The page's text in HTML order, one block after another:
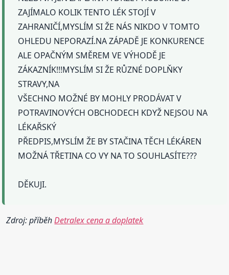
ZAJÍMALO KOLIK TENTO LÉK STOJÍ V
ZAHRANIČÍ,MYSLÍM SI ŽE NÁS NIKDO V TOMTO
OHLEDU NEPORAZÍ.NA ZÁPADĚ JE KONKURENCE
ALE OPAČNÝM SMĚREM VE VÝHODĚ JE
ZÁKAZNÍK!!!MYSLÍM SI ŽE RŮZNÉ DOPLŇKY
STRAVY,NA
VŠECHNO MOŽNÉ BY MOHLY PRODÁVAT V
POTRAVINOVÝCH OBCHODECH KDYŽ NEJSOU NA
LÉKAŘSKÝ
PŘEDPIS,MYSLÍM ŽE BY STAČINA TĚCH LÉKÁREN
MOŽNÁ TŘETINA CO VY NA TO SOUHLASÍTE???
DĚKUJI.
Zdroj: příběhDetralex cena a doplatek